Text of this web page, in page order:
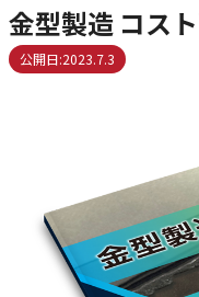
金型製造 コス
公開日:2023.7.3